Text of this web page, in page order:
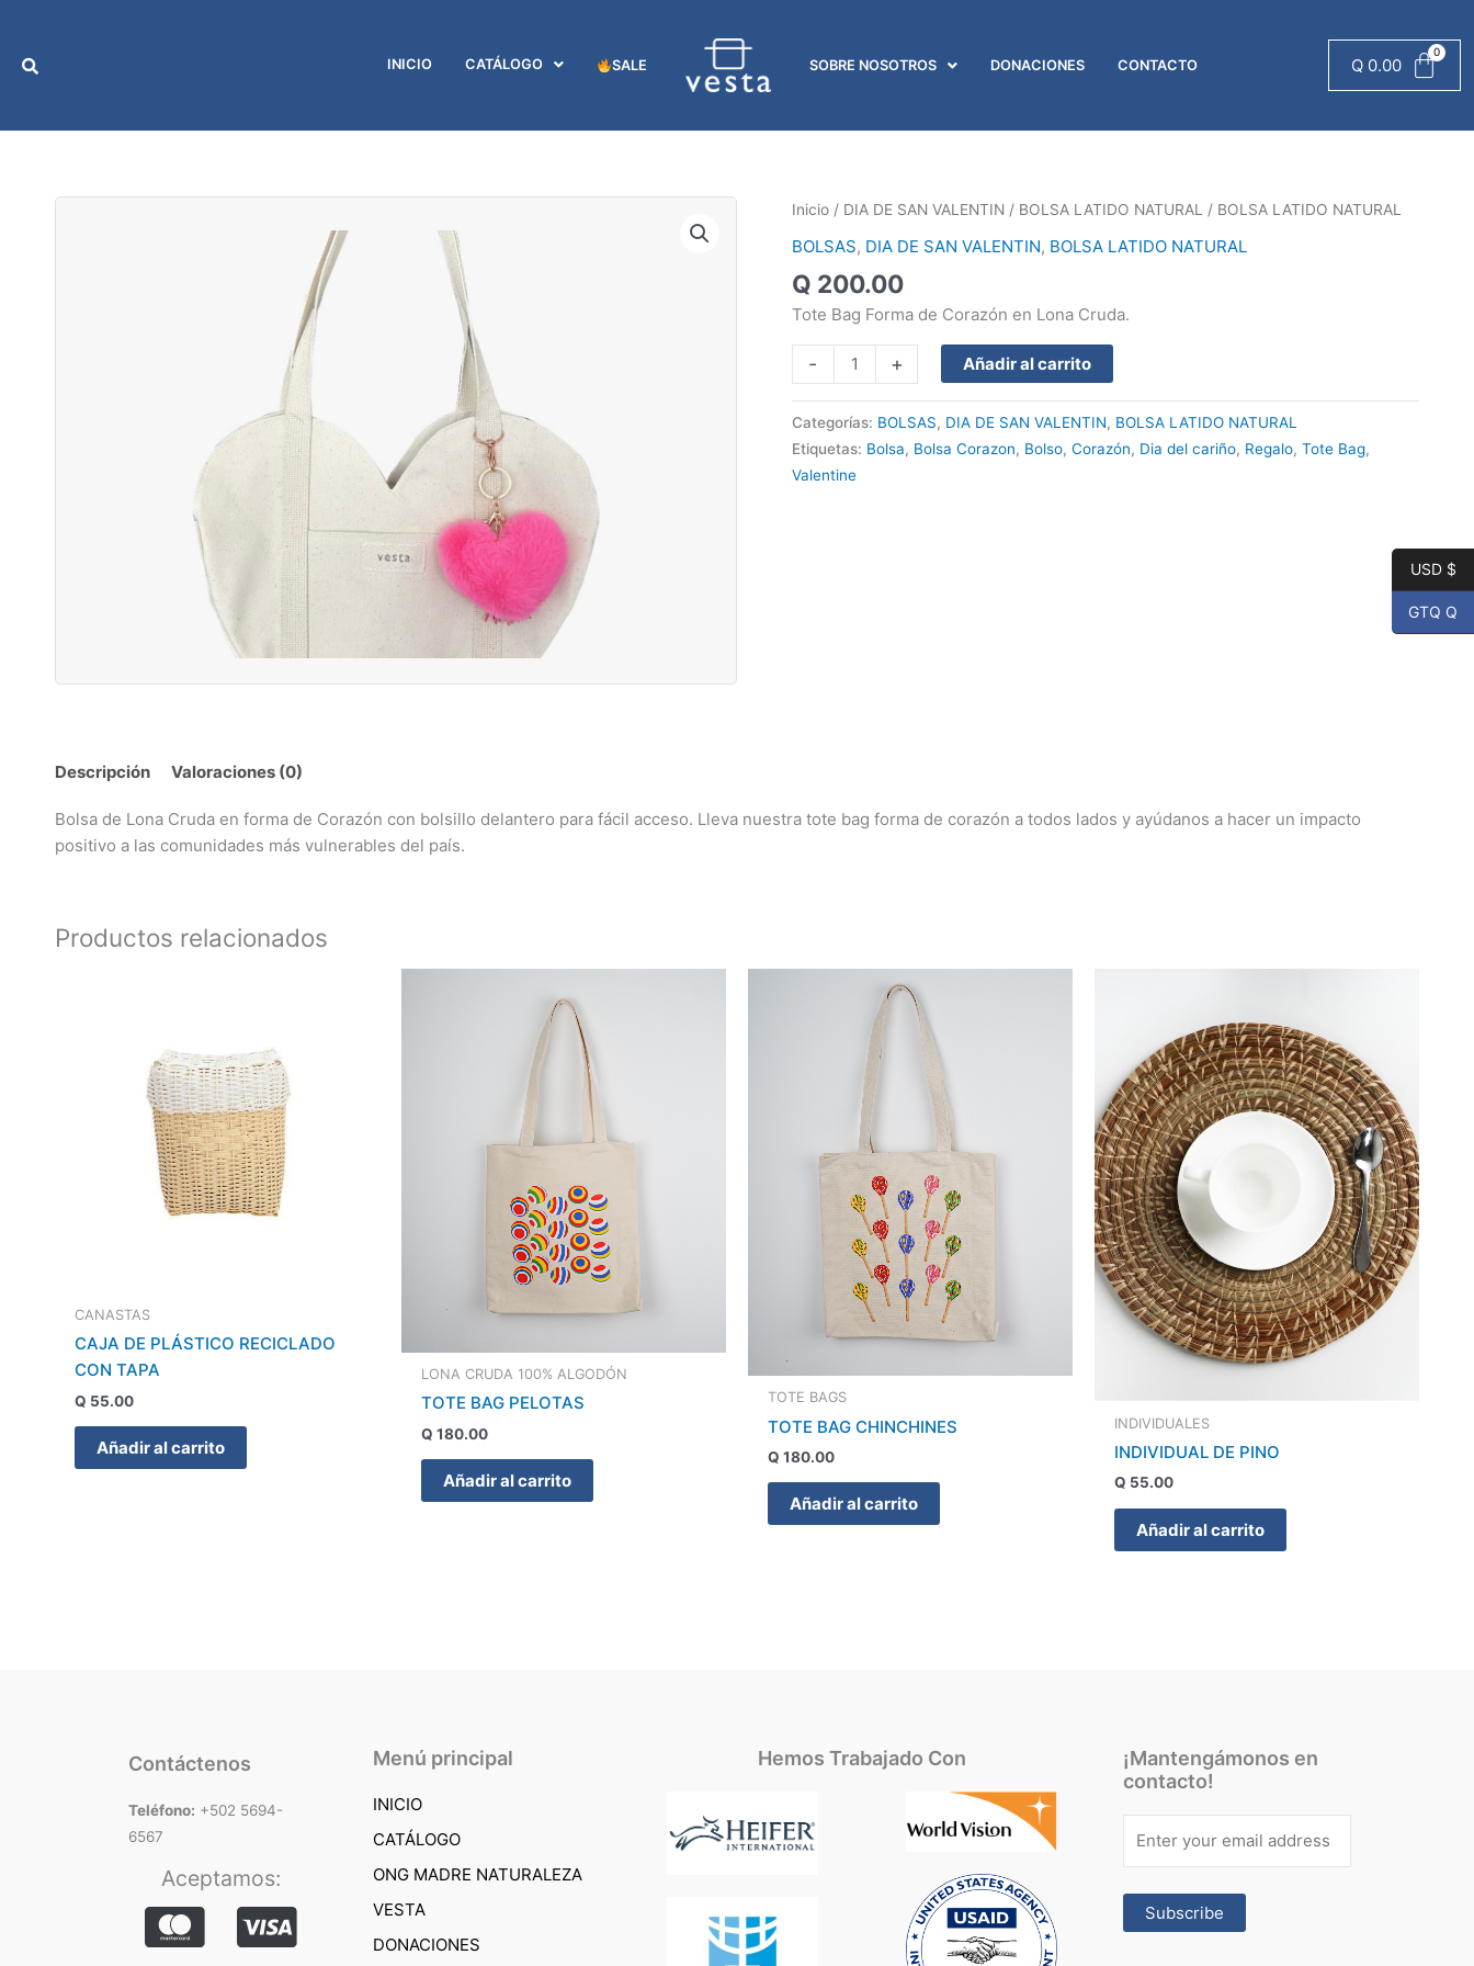
contenido
INICIO CATÁLOGO SALE SOBRE NOSOTROS DONACIONES CONTACTO Q0.00
Inicio/ DIA DE SAN VALENTIN / BOLSA LATIDO NATURAL / BOLSA LATIDO NATURAL
BOLSAS, DIA DE SAN VALENTIN, BOLSA LATIDO NATURAL
Q 200.00
Tote Bag Forma de Corazón en Lona Cruda.
-
BOLSA
NATURAL
cantidad
+ Añadir al carrito
Categorías: BOLSAS, DIA DE SAN VALENTIN, BOLSA LATIDO NATURAL
Etiquetas: Bolsa, Bolsa Corazon, Bolso, Corazón, Dia del cariño, Regalo, Tote Bag,
Valentine
Descripción Valoraciones (0)
Bolsa de Lona Cruda en forma de Corazón con bolsillo delantero para fácil acceso. Lleva nuestra tote bag forma de corazón a todos lados y ayúdanos a hacer un impacto
positivo a las comunidades más vulnerables del país.
Productos relacionados
CANASTAS
CAJA DE PLÁSTICO RECICLADO
CON TAPA
Q 55.00
Añadir al carrito
LONA CRUDA 100% ALGODÓN
TOTE BAG PELOTAS
Q 180.00
Añadir al carrito
TOTE BAGS
TOTE BAG CHINCHINES
Q 180.00
Añadir al carrito
INDIVIDUALES
INDIVIDUAL DE PINO
Q 55.00
Añadir al carrito
Contáctenos
Teléfono: +502 5694-
6567
Aceptamos:
Menú principal
INICIO
CATÁLOGO
ONG MADRE NATURALEZA
VESTA
DONACIONES
Hemos Trabajado Con
¡Mantengámonos en
contacto!
USD $
GTQ Q